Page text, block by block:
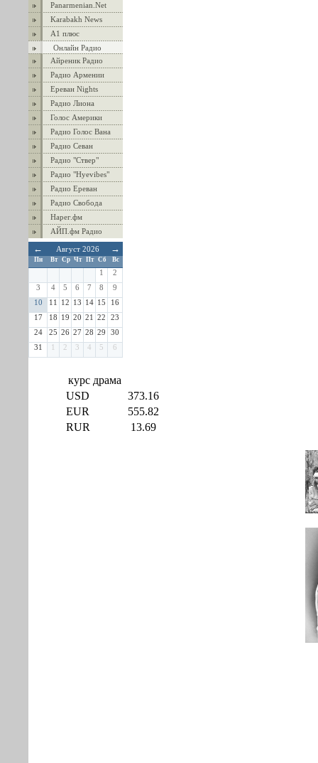
Panarmenian.Net
Karabakh News
А1 плюс
Онлайн Радио
Айреник Радио
Радио Армении
Ереван Nights
Радио Лиона
Голос Америки
Радио Голос Вана
Радио Севан
Радио "Ствер"
Радио "Hyevibes"
Радио Ереван
Радио Свобода
Нарег.фм
АЙП.фм Радио
← Август 2026 →
Пн Вт Ср Чт Пт Сб Вс
1
2
3
4 5 6 7 8
9
10
11 12 13 14 15
16
17
18 19 20 21 22
23
24
25 26 27 28 29
30
31
1 2 3 4 5 6
курс драма
USD
373.16
EUR
555.82
RUR
13.69